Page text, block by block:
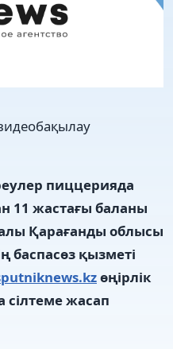
пиццерияда
11 жастағы баланы
Қарағанды облысы
баспасөз қызметі
өңірлік
сілтеме жасап